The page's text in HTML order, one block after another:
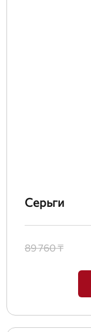
Серьги
89 760 ₸